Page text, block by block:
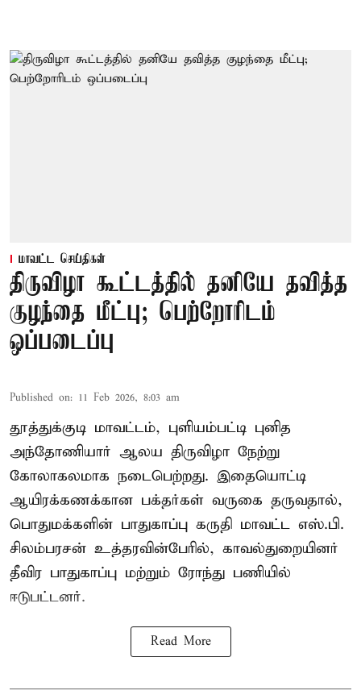
மாவட்ட செய்திகள்
திருவிழா கூட்டத்தில் தனியே தவித்த
குழந்தை மீட்பு; பெற்றோரிடம்
ஒப்படைப்பு
Published on: 11 Feb 2026, 8:03 am
தூத்துக்குடி மாவட்டம், புளியம்பட்டி புனித
அந்தோணியார் ஆலய திருவிழா நேற்று
கோலாகலமாக நடைபெற்றது. இதையொட்டி
ஆயிரக்கணக்கான பக்தர்கள் வருகை தருவதால்,
பொதுமக்களின் பாதுகாப்பு கருதி மாவட்ட எஸ்.பி.
சிலம்பரசன் உத்தரவின்பேரில், காவல்துறையினர்
தீவிர பாதுகாப்பு மற்றும் ரோந்து பணியில்
ஈடுபட்டனர்.
Read More